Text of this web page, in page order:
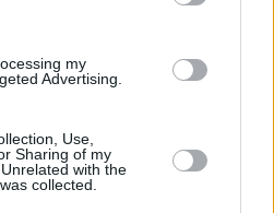
privacidad.
my
Advertising.
Use,
Sharing of my
with the
collected.